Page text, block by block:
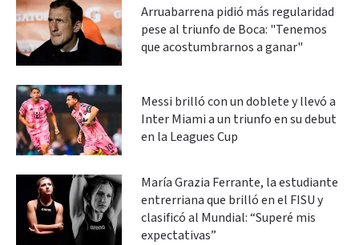
Arruabarrena pidió más regularidad
pese al triunfo de Boca: "Tenemos
que acostumbrarnos a ganar"
Messi brilló con un doblete y llevó a
Inter Miami a un triunfo en su debut
en la Leagues Cup
María Grazia Ferrante, la estudiante
entrerriana que brilló en el FISU y
clasificó al Mundial: “Superé mis
expectativas”